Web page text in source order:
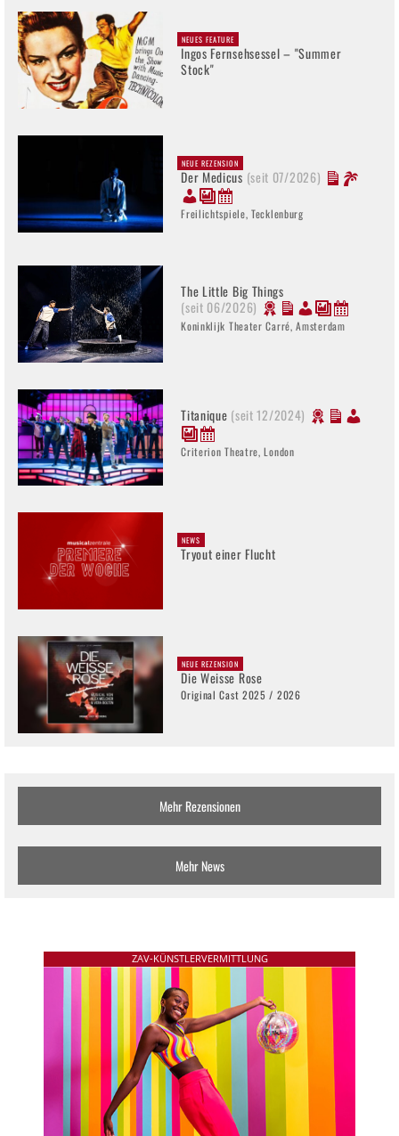
NEUES FEATURE
Ingos Fernsehsessel – "Summer
Stock"
NEUE REZENSION
Der Medicus (seit 07/2026)
Freilichtspiele, Tecklenburg
The Little Big Things
(seit 06/2026)
Koninklijk Theater Carré, Amsterdam
Titanique (seit 12/2024)
Criterion Theatre, London
NEWS
Tryout einer Flucht
NEUE REZENSION
Die Weisse Rose
Original Cast 2025 / 2026
Mehr Rezensionen
Mehr News
ZAV-KÜNSTLERVERMITTLUNG